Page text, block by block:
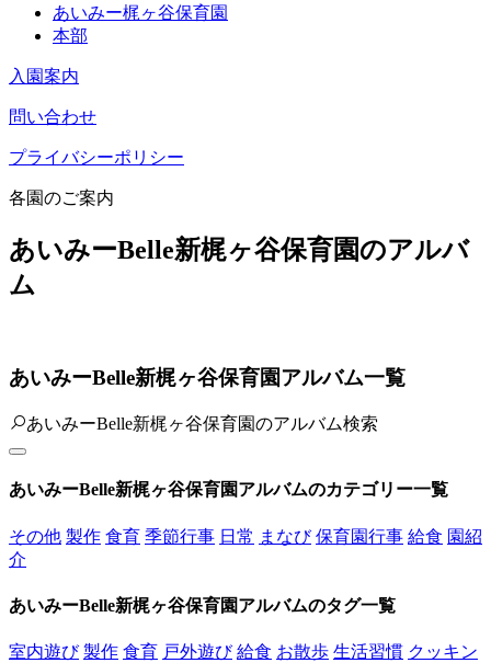
あいみー梶ヶ谷保育園
本部
入園案内
問い合わせ
プライバシーポリシー
各園のご案内
あいみーBelle新梶ヶ谷保育園のアルバ
ム
あいみーBelle新梶ヶ谷保育園アルバム一覧
あいみーBelle新梶ヶ谷保育園のアルバム検索
あいみーBelle新梶ヶ谷保育園アルバムのカテゴリー一覧
その他 製作 食育 季節行事 日常 まなび 保育園行事 給食 園紹
介
あいみーBelle新梶ヶ谷保育園アルバムのタグ一覧
室内遊び 製作 食育 戸外遊び 給食 お散歩 生活習慣 クッキン